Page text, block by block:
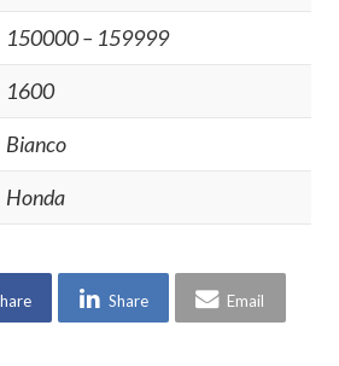
150000 – 159999
1600
Bianco
Honda
Share Email